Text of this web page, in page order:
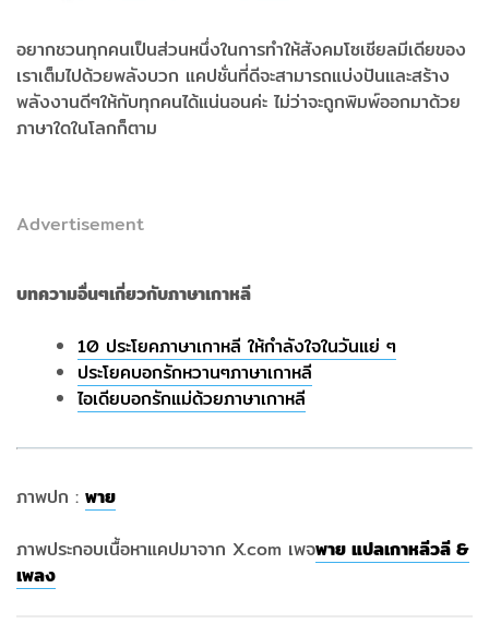
อยากชวนทุกคนเป็นส่วนหนึ่งในการทำให้สังคมโซเชียลมีเดียของ
เราเต็มไปด้วยพลังบวก แคปชั่นที่ดีจะสามารถแบ่งปันและสร้าง
พลังงานดีๆให้กับทุกคนได้แน่นอนค่ะ ไม่ว่าจะถูกพิมพ์ออกมาด้วย
ภาษาใดในโลกก็ตาม
Advertisement
บทความอื่นๆเกี่ยวกับภาษาเกาหลี
10 ประโยคภาษาเกาหลี ให้กำลังใจในวันแย่ ๆ
ประโยคบอกรักหวานๆภาษาเกาหลี
ไอเดียบอกรักแม่ด้วยภาษาเกาหลี
ภาพปก : พาย
ภาพประกอบเนื้อหาแคปมาจาก X.com เพจพาย แปลเกาหลีวลี &
เพลง